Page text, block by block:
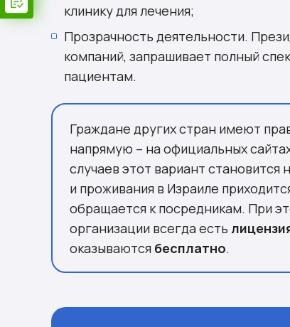
клинику для лечения;
Прозрачность деятельности.
компаний, запрашивает полный
пациентам.
Граждане других стран имеют
напрямую – на официальных
случаев этот вариант
и проживания в Израиле
обращается к посредникам. При
организации всегда есть
оказываютсябесплатно.